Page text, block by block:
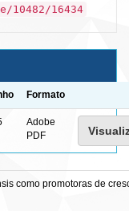
16434
Formato
Adobe
PDF
como promotoras de